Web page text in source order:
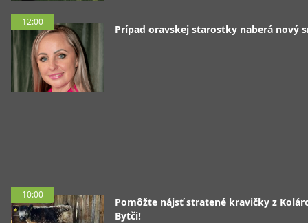
12:00
Prípad oravskej starostky naberá nový
10:00
Pomôžte nájsť stratené kravičky z
Bytči!